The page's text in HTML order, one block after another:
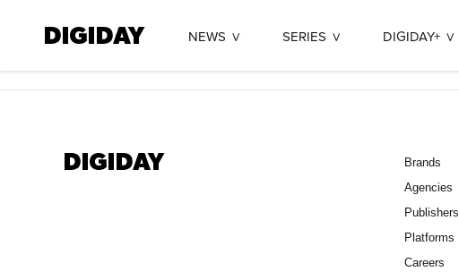
NEWS SERIES DIGIDAY+
Brands
Agencies
Publishers
Platforms
Careers